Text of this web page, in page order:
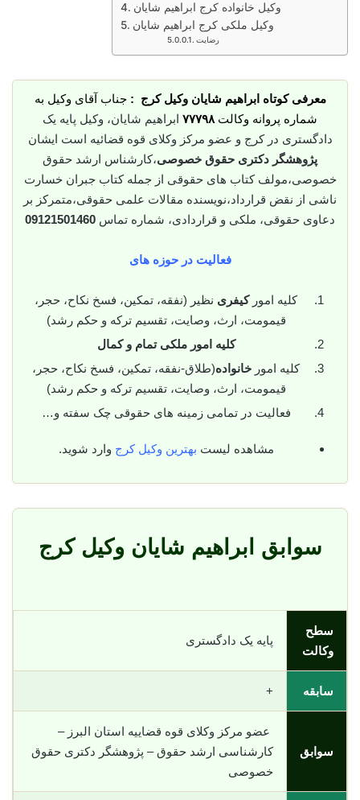
وکیل خانواده کرج ابراهیم شایان
وکیل ملکی کرج ابراهیم شایان
رضایت
معرفی کوتاه ابراهیم شایان وکیل کرج :جناب آقای وکیل به
شماره پروانه وکالت ۷۷۷۹۸ ابراهیم شایان، وکیل پایه یک
دادگستری در کرج و عضو مرکز وکلای قوه قضائیه است ایشان
پژوهشگر دکتری حقوق خصوصی،کارشناس ارشد حقوق
خصوصی،مولف کتاب های حقوقی از جمله کتاب جبران خسارت
ناشی از نقض قرارداد،نویسنده مقالات علمی حقوقی،متمرکز بر
دعاوی حقوقی، ملکی و قراردادی، شماره تماس 09121501460
فعالیت در حوزه های
کلیه امور کیفری نظیر (نفقه، تمکین، فسخ نکاح، حجر،
قیمومت، ارث، وصایت، تقسیم ترکه و حکم رشد)
کلیه امور ملکی تمام و کمال
کلیه امور خانواده(طلاق-نفقه، تمکین، فسخ نکاح، حجر،
قیمومت، ارث، وصایت، تقسیم ترکه و حکم رشد)
فعالیت در تمامی زمینه های حقوقی چک سفته و…
مشاهده لیست بهترین وکیل کرج وارد شوید.
سوابق ابراهیم شایان وکیل کرج
سطح
وکالت
پایه یک دادگستری
سابقه +
سوابق
عضو مرکز وکلای قوه قضاییه استان البرز –
کارشناسی ارشد حقوق – پژوهشگر دکتری حقوق
خصوصی